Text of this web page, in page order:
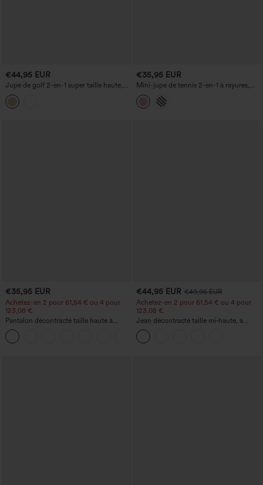
€44,95 EUR
Jupe de golf 2-en-1 super taille haute,
maintien du ventre, ourlet arrondi, avec
poches
€35,95 EUR
Mini-jupe de tennis 2-en-1 à rayures,
taille haute, effet croisé et ourlet
incurvé, avec poches
€35,95 EUR
Achetez-en 2 pour 61,54 € ou 4 pour
123,08 €.
Pantalon décontracté taille haute à
jambe droite, effet lin, avec poches
€44,95 EUR €49,95 EUR
Achetez-en 2 pour 61,54 € ou 4 pour
123,08 €.
Jean décontracté taille mi‑haute, à
cordon de serrage, avec poches